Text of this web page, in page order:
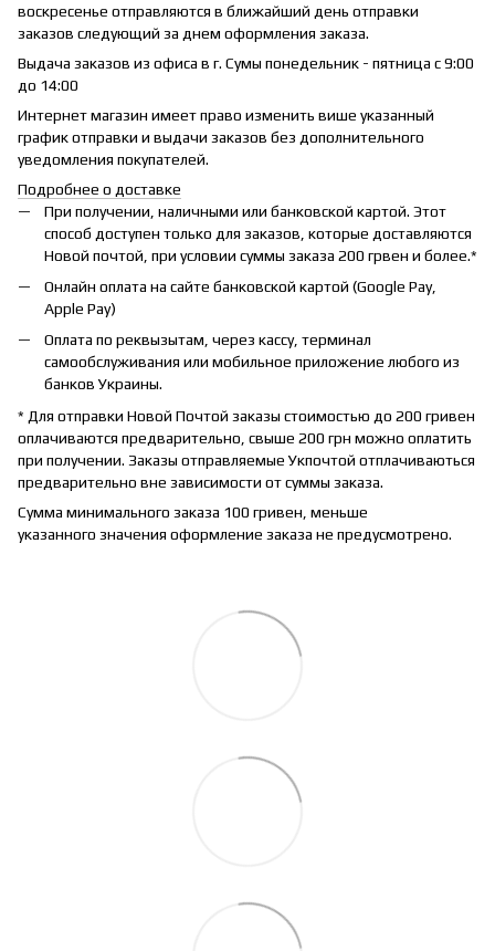
воскресенье отправляются в ближайший день отправки
заказов следующий за днем оформления заказа.
Выдача заказов из офиса в г. Сумы понедельник - пятница с 9:00
до 14:00
Интернет магазин имеет право изменить више указанный
график отправки и выдачи заказов без дополнительного
уведомления покупателей.
Подробнее о доставке
При получении, наличными или банковской картой. Этот
способ доступен только для заказов, которые доставляются
Новой почтой, при условии суммы заказа 200 грвен и более.*
Онлайн оплата на сайте банковской картой (Google Pay,
Apple Pay)
Оплата по реквызытам, через кассу, терминал
самообслуживания или мобильное приложение любого из
банков Украины.
* Для отправки Новой Почтой заказы стоимостью до 200 гривен
оплачиваются предварительно, свыше 200 грн можно оплатить
при получении. Заказы отправляемые Укпочтой отплачиваються
предварительно вне зависимости от суммы заказа.
Сумма минимального заказа 100 гривен, меньше
указанного значения оформление заказа не предусмотрено.